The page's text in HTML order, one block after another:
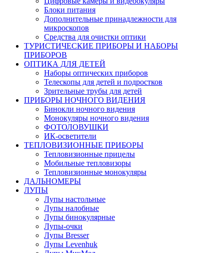
Блоки питания
Дополнительные принадлежности для
микроскопов
Средства для очистки оптики
ТУРИСТИЧЕСКИЕ ПРИБОРЫ И НАБОРЫ
ПРИБОРОВ
ОПТИКА ДЛЯ ДЕТЕЙ
Наборы оптических приборов
Телескопы для детей и подростков
Зрительные трубы для детей
ПРИБОРЫ НОЧНОГО ВИДЕНИЯ
Бинокли ночного видения
Монокуляры ночного видения
ФОТОЛОВУШКИ
ИК-осветители
ТЕПЛОВИЗИОННЫЕ ПРИБОРЫ
Тепловизионные прицелы
Мобильные тепловизоры
Тепловизионные монокуляры
ДАЛЬНОМЕРЫ
ЛУПЫ
Лупы настольные
Лупы налобные
Лупы бинокулярные
Лупы-очки
Лупы Bresser
Лупы Levenhuk